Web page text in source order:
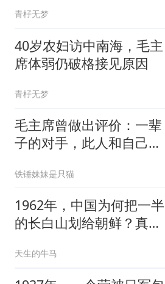
青杍无梦
40岁农妇访中南海，毛主
席体弱仍破格接见原因
青杍无梦
毛主席曾做出评价：一辈
子的对手，此人和自己较
铁锤妹妹是只猫
1962年，中国为何把一半
的长白山划给朝鲜？真相
天生的牛马